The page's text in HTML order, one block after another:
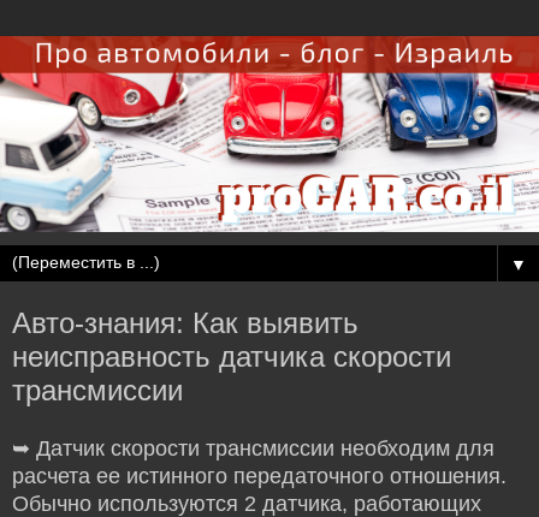
▼
Авто-знания: Как выявить
неисправность датчика скорости
трансмиссии
➥ Датчик скорости трансмиссии необходим для
расчета ее истинного передаточного отношения.
Обычно используются 2 датчика, работающих